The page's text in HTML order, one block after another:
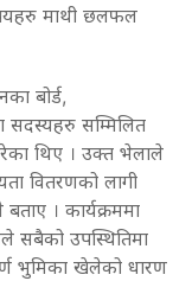
माथी छलफल
बोर्ड,
सम्मिलित
थिए । उक्त भेलाले
वितरणको लागी
। कार्यक्रममा
सबैको उपस्थितिमा
भुमिका खेलेको धारण